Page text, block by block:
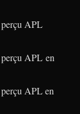
perçu APL
APL en
APL en